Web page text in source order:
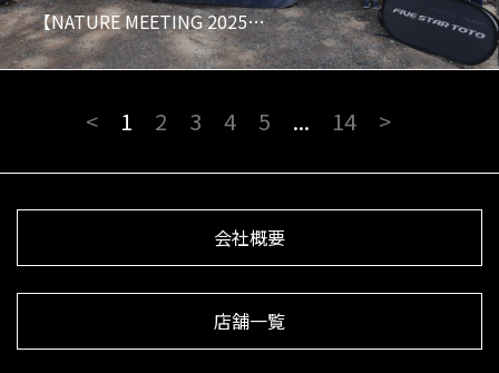
【NATURE MEETING 2025…
< 1 2 3 4 5 ... 14 >
会社概要
店舗一覧